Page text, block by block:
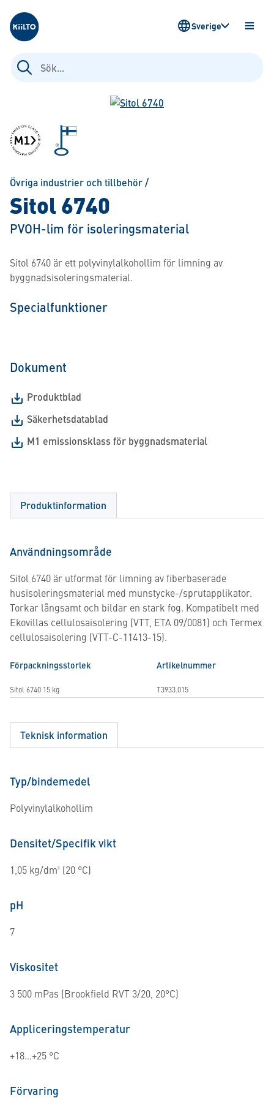
Kiilto Sweden
Sök
efter:
Sverige
Övriga industrier och tillbehör/
Sitol 6740
PVOH-lim för isoleringsmaterial
Sitol 6740 är ett polyvinylalkohollim för limning av
byggnadsisoleringsmaterial.
Specialfunktioner
Dokument
Produktblad
Säkerhetsdatablad
M1 emissionsklass för byggnadsmaterial
Produktinformation
Användningsområde
Sitol 6740 är utformat för limning av fiberbaserade
husisoleringsmaterial med munstycke-/sprutapplikator.
Torkar långsamt och bildar en stark fog. Kompatibelt med
Ekovillas cellulosaisolering (VTT, ETA 09/0081) och Termex
cellulosaisolering (VTT-C-11413-15).
Förpackningsstorlek Artikelnummer
Sitol 6740 15 kg T3933.015
Teknisk information
Typ/bindemedel
Polyvinylalkohollim
Densitet/Specifik vikt
1,05 kg/dm³ (20 °C)
pH
7
Viskositet
3 500 mPas (Brookfield RVT 3/20, 20°C)
Appliceringstemperatur
+18…+25 °C
Förvaring